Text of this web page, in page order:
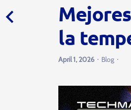
chevron_left
la
April 1, 2026 · Blog ·